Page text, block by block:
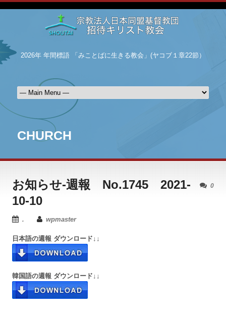
2026年 年間標語 「みことばに生きる教会」(ヤコブ１章22節）
CHURCH
0
お知らせ-週報 No.1745 2021-
10-10
. wpmaster
日本語の週報 ダウンロード↓↓
韓国語の週報 ダウンロード↓↓